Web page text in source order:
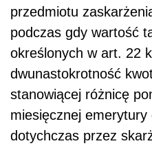
przedmiotu
podczas gdy wartość
określonych w art. 22
dwunastokrotność
stanowiącej różnicę
miesięcznej
dotychczas przez